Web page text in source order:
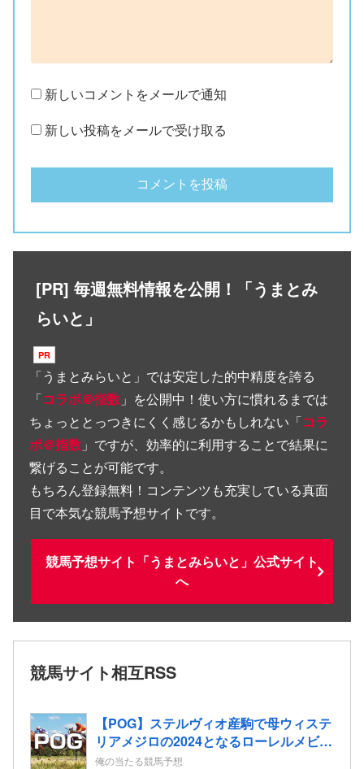
新しいコメントをメールで通知
新しい投稿をメールで受け取る
[PR] 毎週無料情報を公開！「うまとみ
らいと」
「うまとみらいと 」では安定した的中精度を誇る
「コラボ＠指数 」を公開中！使い方に慣れるまでは
ちょっととっつきにくく感じるかもしれない「コラ
ボ＠指数 」ですが、効率的に利用することで結果に
繋げることが可能です。
もちろん登録無料！コンテンツも充実している真面
目で本気な競馬予想サイトです。
競馬予想サイト「うまとみらいと」公式サイト
へ
競馬サイト相互RSS
【POG】ステルヴィオ産駒で母ウィステ
リアメジロの2024となるローレルメビウ
スの2歳情報
俺の当たる競馬予想